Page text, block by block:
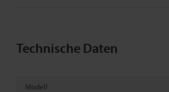
Technische Daten
Modell